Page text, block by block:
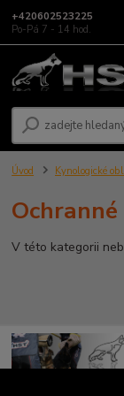
+420602523225
Po-Pá 7 - 14 hod.
Úvod Kynologické
V této kategorii